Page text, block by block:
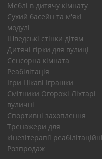
Меблі в дитячу кімнату
Сухий басейн та м'які
модулі
Шведські стінки дітям
Дитячі гірки для вулиці
Сенсорна кімната
Реабілітація
Ігри Цікаві Іграшки
Смітники Огорожі Ліхтарі
вуличні
Спортивні захоплення
Тренажери для
кінезітерапії реабілітаційні
Розпродаж